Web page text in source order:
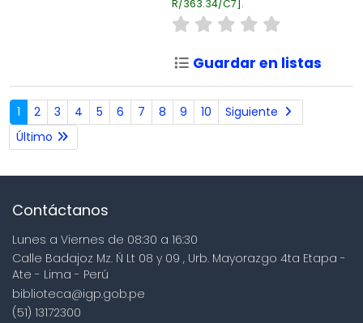
R/363.34/C7 .
Guardar en listas
1 2 3 4 5 6 7 8 9 10
Siguiente
Último
Contáctanos
Lunes a Viernes de 08:30 a 16:30
Calle Badajoz Mz. Ñ Lt 08 y 09 , Urb. Mayorazgo 4ta Etapa -
Ate - Lima - Perú
biblioteca@igp.gob.pe
(51) 13172300